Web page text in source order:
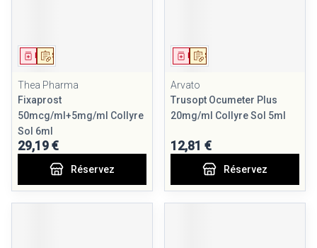
Sur prescription
Médicament
Thea Pharma
Fixaprost
50mcg/ml+5mg/ml Collyre
Sol 6ml
29,19 €
Réservez
Sur prescription
Médicament
Arvato
Trusopt Ocumeter Plus
20mg/ml Collyre Sol 5ml
12,81 €
Réservez